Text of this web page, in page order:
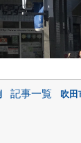
記事一覧 吹